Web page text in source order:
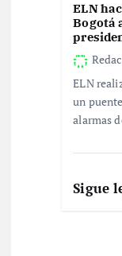
ELN
Bogotá
ELN
un
alarmas
Sigue